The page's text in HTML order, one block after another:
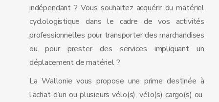
indépendant ? Vous souhaitez acquérir du matériel
cyclologistique dans le cadre de vos activités
professionnelles pour transporter des marchandises
ou pour prester des services impliquant un
déplacement de matériel ?
La Wallonie vous propose une prime destinée à
l’achat d’un ou plusieurs vélo(s), vélo(s) cargo(s) ou